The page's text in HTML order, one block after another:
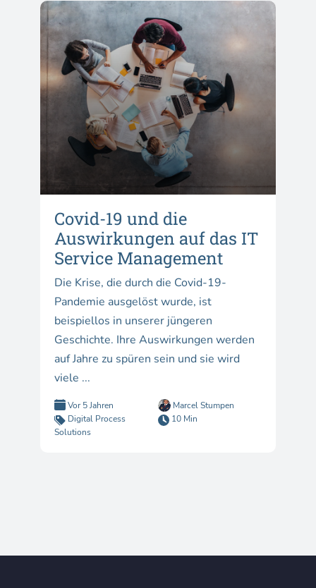
Covid-19 und die
Auswirkungen auf das IT
Service Management
Die Krise, die durch die Covid-19-
Pandemie ausgelöst wurde, ist
beispiellos in unserer jüngeren
Geschichte. Ihre Auswirkungen werden
auf Jahre zu spüren sein und sie wird
viele ...
Vor 5 Jahren
Marcel Stumpen
Digital Process
Solutions
10 Min